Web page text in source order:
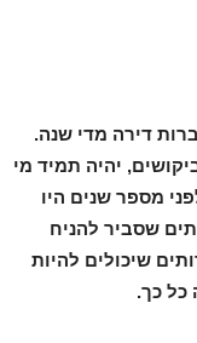
עוברות דירה מדי שנה.
יהיה תמיד מי
מספר שנים היו
שסביר להניח
שיכולים להיות
כל כך.